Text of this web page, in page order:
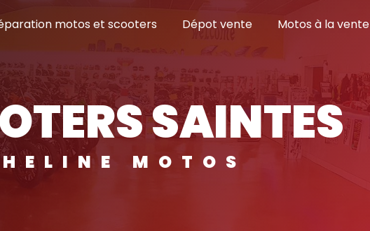
motos et scooters Dépot vente Motos à la vente
SAINTES
HELINE MOTOS